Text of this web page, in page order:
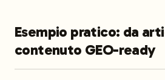
Esempio pratico: da
contenuto GEO-ready